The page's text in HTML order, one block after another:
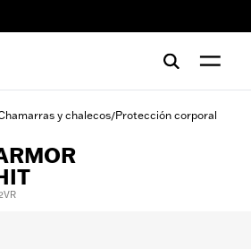
y chalecos/Protección corporal